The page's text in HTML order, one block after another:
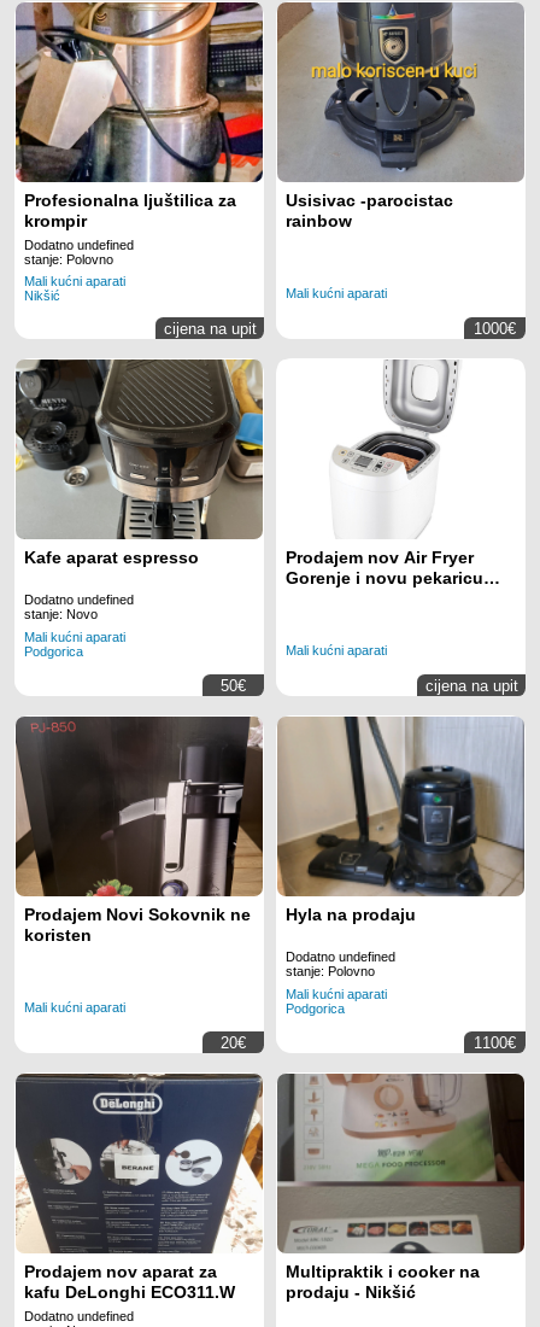
Profesionalna ljuštilica za
krompir
Dodatno undefined
stanje: Polovno
Mali kućni aparati
Nikšić
cijena na upit
Usisivac -parocistac
rainbow
Mali kućni aparati
1000€
Kafe aparat espresso
Dodatno undefined
stanje: Novo
Mali kućni aparati
Podgorica
50€
Prodajem nov Air Fryer
Gorenje i novu pekaricu
Mali kućni aparati
cijena na upit
Prodajem Novi Sokovnik ne
koristen
Mali kućni aparati
20€
Hyla na prodaju
Dodatno undefined
stanje: Polovno
Mali kućni aparati
Podgorica
1100€
Prodajem nov aparat za
kafu DeLonghi ECO311.W
Dodatno undefined
Multipraktik i cooker na
prodaju - Nikšić